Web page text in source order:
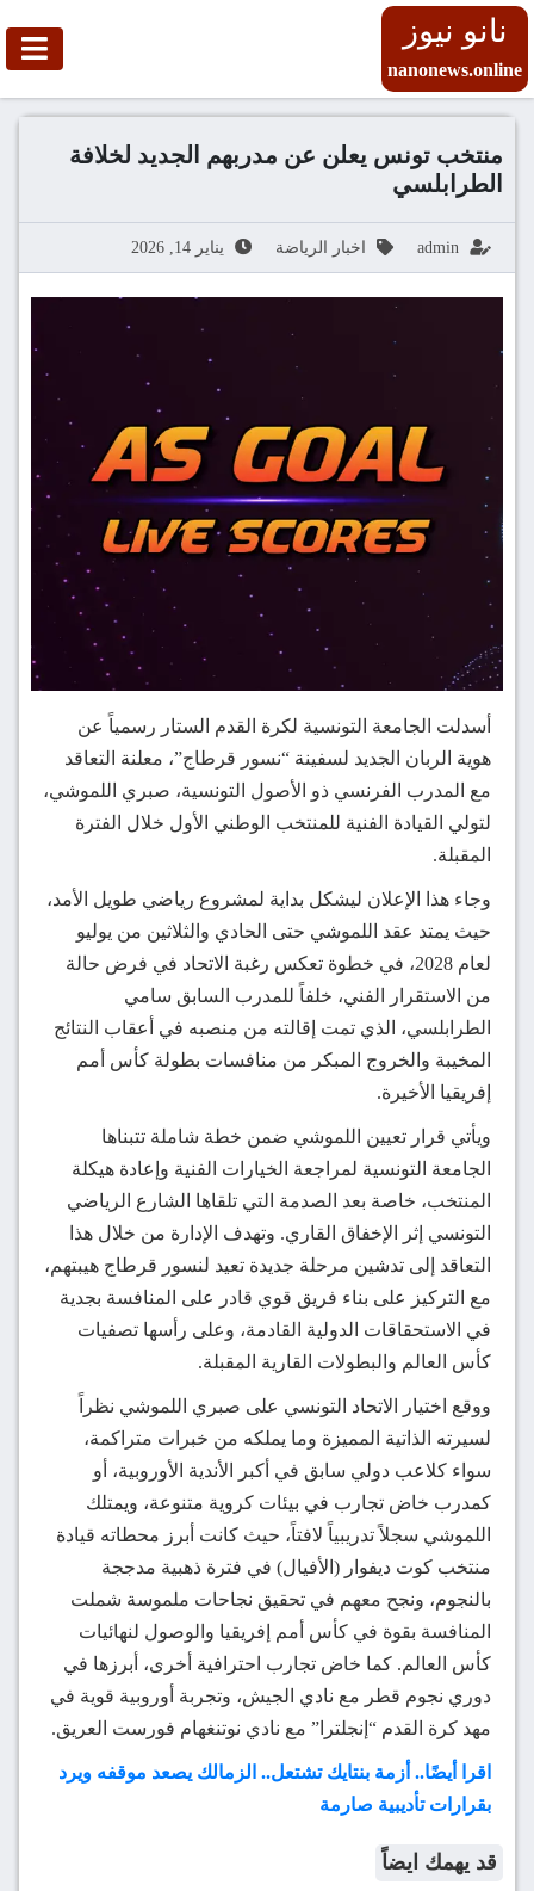
نانو نيوز
nanonews.online
منتخب تونس يعلن عن مدربهم الجديد لخلافة
الطرابلسي
admin اخبار الرياضة يناير 14, 2026
أسدلت الجامعة التونسية لكرة القدم الستار رسمياً عن
هوية الربان الجديد لسفينة “نسور قرطاج”، معلنة التعاقد
مع المدرب الفرنسي ذو الأصول التونسية، صبري اللموشي،
لتولي القيادة الفنية للمنتخب الوطني الأول خلال الفترة
المقبلة.
وجاء هذا الإعلان ليشكل بداية لمشروع رياضي طويل الأمد،
حيث يمتد عقد اللموشي حتى الحادي والثلاثين من يوليو
لعام 2028، في خطوة تعكس رغبة الاتحاد في فرض حالة
من الاستقرار الفني، خلفاً للمدرب السابق سامي
الطرابلسي، الذي تمت إقالته من منصبه في أعقاب النتائج
المخيبة والخروج المبكر من منافسات بطولة كأس أمم
إفريقيا الأخيرة.
ويأتي قرار تعيين اللموشي ضمن خطة شاملة تتبناها
الجامعة التونسية لمراجعة الخيارات الفنية وإعادة هيكلة
المنتخب، خاصة بعد الصدمة التي تلقاها الشارع الرياضي
التونسي إثر الإخفاق القاري. وتهدف الإدارة من خلال هذا
التعاقد إلى تدشين مرحلة جديدة تعيد لنسور قرطاج هيبتهم،
مع التركيز على بناء فريق قوي قادر على المنافسة بجدية
في الاستحقاقات الدولية القادمة، وعلى رأسها تصفيات
كأس العالم والبطولات القارية المقبلة.
ووقع اختيار الاتحاد التونسي على صبري اللموشي نظراً
لسيرته الذاتية المميزة وما يملكه من خبرات متراكمة،
سواء كلاعب دولي سابق في أكبر الأندية الأوروبية، أو
كمدرب خاض تجارب في بيئات كروية متنوعة، ويمتلك
اللموشي سجلاً تدريبياً لافتاً، حيث كانت أبرز محطاته قيادة
منتخب كوت ديفوار (الأفيال) في فترة ذهبية مدججة
بالنجوم، ونجح معهم في تحقيق نجاحات ملموسة شملت
المنافسة بقوة في كأس أمم إفريقيا والوصول لنهائيات
كأس العالم. كما خاض تجارب احترافية أخرى، أبرزها في
دوري نجوم قطر مع نادي الجيش، وتجربة أوروبية قوية في
مهد كرة القدم “إنجلترا” مع نادي نوتنغهام فورست العريق.
اقرا أيضًا.. أزمة بنتايك تشتعل.. الزمالك يصعد موقفه ويرد
بقرارات تأديبية صارمة
قد يهمك ايضاً